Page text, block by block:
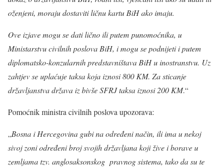
oženjeni, moraju dostaviti ličnu kartu BiH ako imaju.
Ove izjave mogu se dati lično ili putem punomoćnika, u
Ministarstvu civilnih poslova BiH, i mogu se podnijeti i putem
diplomatsko-konzularnih predstavništava BiH u inostranstvu. Uz
zahtjev se uplaćuje taksa koja iznosi 800 KM. Za sticanje
državljanstva država iz bivše SFRJ taksa iznosi 200 KM.“
Pomoćnik ministra civilnih poslova upozorava:
„Bosna i Hercegovina gubi na određeni način, ili ima u nekoj
sivoj zoni određeni broj svojih državljana koji žive i borave u
zemljama tzv. anglosaksonskog pravnog sistema, tako da su te